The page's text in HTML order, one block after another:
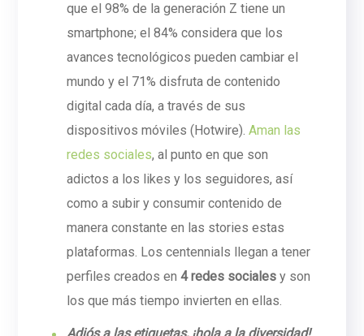
que el 98% de la generación Z tiene un
smartphone; el 84% considera que los
avances tecnológicos pueden cambiar el
mundo y el 71% disfruta de contenido
digital cada día, a través de sus
dispositivos móviles (Hotwire).Aman las
redes sociales, al punto en que son
adictos a los likes y los seguidores, así
como a subir y consumir contenido de
manera constante en las stories estas
plataformas. Los centennials llegan a tener
perfiles creados en4 redes socialesy son
los que más tiempo invierten en ellas.